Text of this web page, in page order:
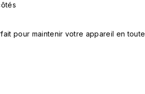
pour maintenir votre appareil en toute